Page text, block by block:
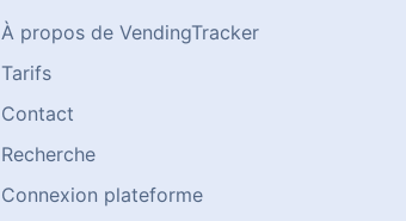
À propos de VendingTracker
Tarifs
Contact
Recherche
Connexion plateforme